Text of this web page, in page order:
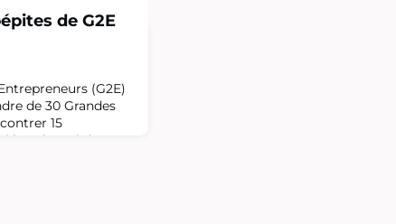
de G2E
(G2E)
de 30 Grandes
15
les Alumni de ces